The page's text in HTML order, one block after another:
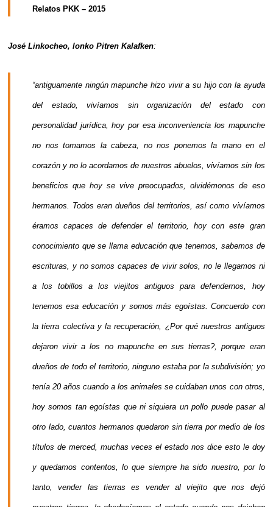
Relatos PKK – 2015
José Linkocheo, lonko Pitren Kalafken:
“antiguamente ningún mapunche hizo vivir a su hijo con la ayuda
del estado, vivíamos sin organización del estado con
personalidad jurídica, hoy por esa inconveniencia los mapunche
no nos tomamos la cabeza, no nos ponemos la mano en el
corazón y no lo acordamos de nuestros abuelos, vivíamos sin los
beneficios que hoy se vive preocupados, olvidémonos de eso
hermanos. Todos eran dueños del territorios, así como vivíamos
éramos capaces de defender el territorio, hoy con este gran
conocimiento que se llama educación que tenemos, sabemos de
escrituras, y no somos capaces de vivir solos, no le llegamos ni
a los tobillos a los viejitos antiguos para defendernos, hoy
tenemos esa educación y somos más egoístas. Concuerdo con
la tierra colectiva y la recuperación, ¿Por qué nuestros antiguos
dejaron vivir a los no mapunche en sus tierras?, porque eran
dueños de todo el territorio, ninguno estaba por la subdivisión; yo
tenía 20 años cuando a los animales se cuidaban unos con otros,
hoy somos tan egoístas que ni siquiera un pollo puede pasar al
otro lado, cuantos hermanos quedaron sin tierra por medio de los
títulos de merced, muchas veces el estado nos dice esto le doy
y quedamos contentos, lo que siempre ha sido nuestro, por lo
tanto, vender las tierras es vender al viejito que nos dejó